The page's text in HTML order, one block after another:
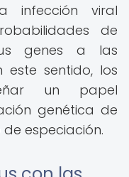
infección viral
de
genes a las
este sentido, los
un papel
genética de
especiación.